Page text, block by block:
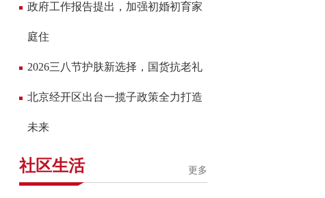
政府工作报告提出，加强初婚初育家
庭住
2026三八节护肤新选择，国货抗老礼
北京经开区出台一揽子政策全力打造
未来
社区生活 更多